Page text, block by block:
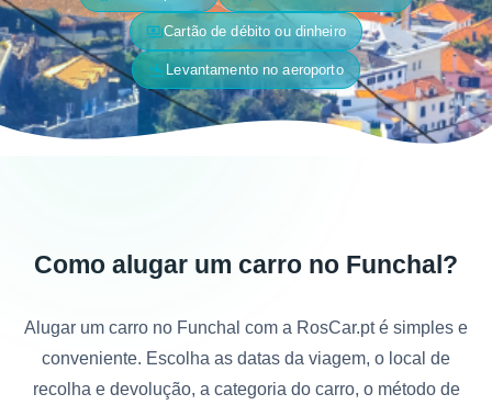
paymentsCartão de débito ou dinheiro
flight_land Levantamento no aeroporto
Como alugar um carro no Funchal?
Alugar um carro no Funchal com a RosCar.pt é simples e
conveniente. Escolha as datas da viagem, o local de
recolha e devolução, a categoria do carro, o método de